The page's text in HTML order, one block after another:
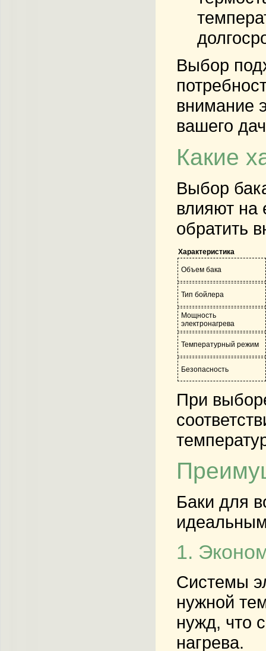
Выбор
внимание
вашего
Какие
Выбор
влияют на
обратить
Характеристика
Объем бака
Тип бойлера
Мощность
электронагрева
Температурный режим
Безопасность
При
Баки для
1.
Системы
нужной
нужд, что
нагрева.